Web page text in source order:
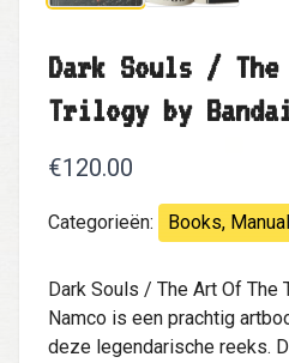
Dark Souls /
Trilogy by Bandai
€120.00
Categorieën: Books,
Dark Souls / The Art Of The
Namco is een prachtig
deze legendarische reeks.